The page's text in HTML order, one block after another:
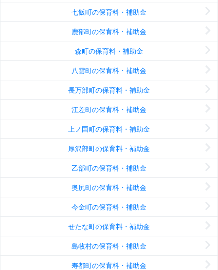
七飯町の保育料・補助金
鹿部町の保育料・補助金
森町の保育料・補助金
八雲町の保育料・補助金
長万部町の保育料・補助金
江差町の保育料・補助金
上ノ国町の保育料・補助金
厚沢部町の保育料・補助金
乙部町の保育料・補助金
奥尻町の保育料・補助金
今金町の保育料・補助金
せたな町の保育料・補助金
島牧村の保育料・補助金
寿都町の保育料・補助金